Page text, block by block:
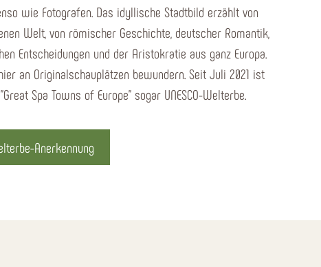
wie Fotografen. Das idyllische Stadtbild erzählt von
Welt, von römischer Geschichte, deutscher Romantik,
Entscheidungen und der Aristokratie aus ganz Europa.
an Originalschauplätzen bewundern. Seit Juli 2021 ist
Spa Towns of Europe" sogar UNESCO-Welterbe.
Anerkennung